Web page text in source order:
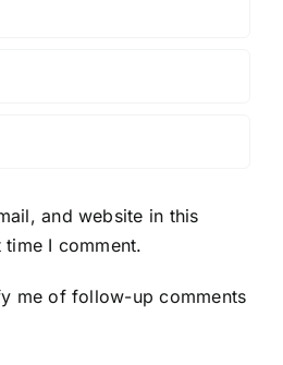
and website in this
I comment.
me of follow-up comments